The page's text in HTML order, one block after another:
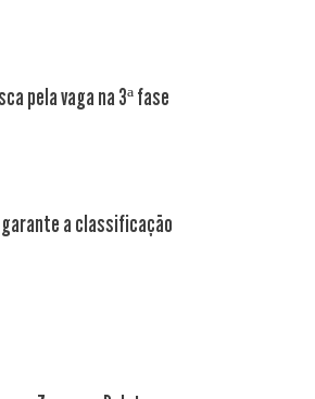
pela vaga na 3ª fase
garante a classificação